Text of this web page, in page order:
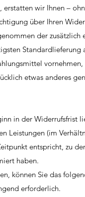
erstatten wir Ihnen –
über Ihren
der
etwas anderes
in der Widerrufsfrist
Leistungen (im
entspricht, zu
haben.
können Sie das
erforderlich.